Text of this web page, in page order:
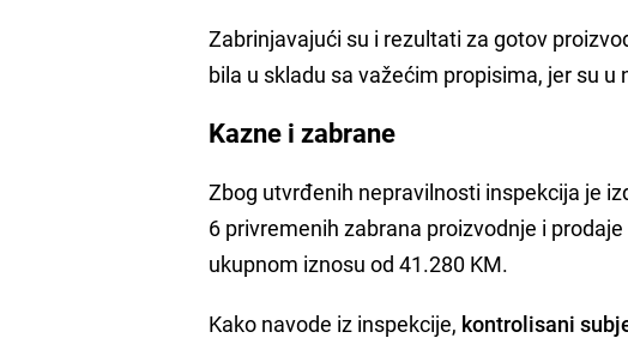
Zabrinjavajući su i rezultati za gotov
bila u skladu sa važećim propisima, jer su
Kazne i zabrane
Zbog utvrđenih nepravilnosti inspekcija je
6 privremenih zabrana proizvodnje i
ukupnom iznosu od 41.280 KM.
Kako navode iz inspekcije, kontrolisani